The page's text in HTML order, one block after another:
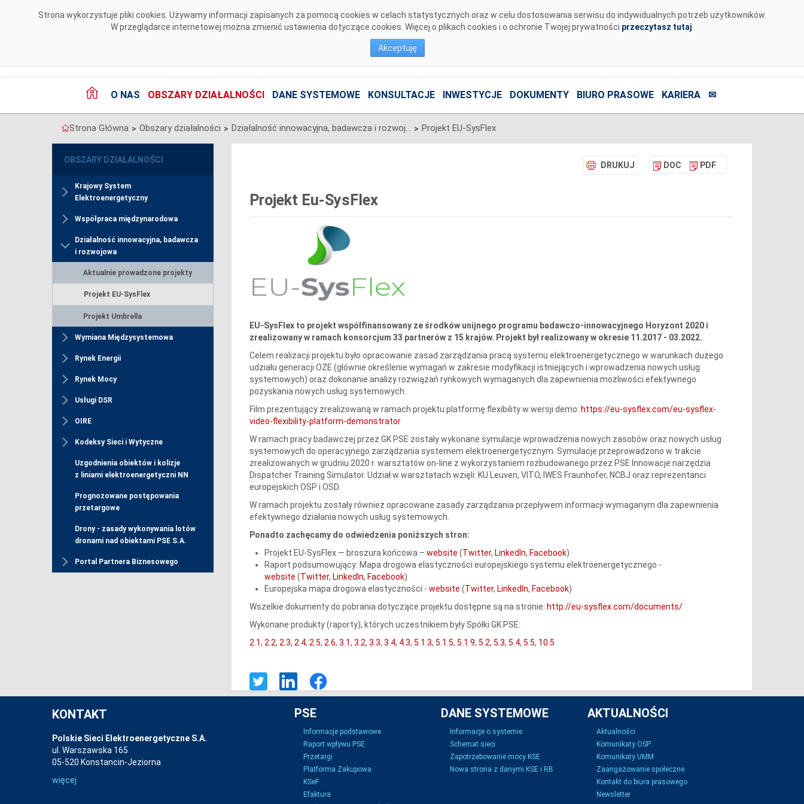
Strona wykorzystuje pliki cookies. Używamy informacji zapisanych za pomocą cookies w celach statystycznych oraz w celu dostosowania serwisu do indywidualnych potrzeb użytkowników.
W przeglądarce internetowej można zmienić ustawienia dotyczące cookies. Więcej o plikach cookies i o ochronie Twojej prywatności przeczytasz tutaj
Akceptuję
O NAS OBSZARY DZIAŁALNOŚCI DANE SYSTEMOWE KONSULTACJE INWESTYCJE DOKUMENTY BIURO PRASOWE KARIERA ✉
Strona Główna > Obszary działalności > Działalność innowacyjna, badawcza i rozwojowa > Projekt EU-SysFlex
OBSZARY DZIAŁALNOŚCI
Krajowy System
Elektroenergetyczny
Współpraca międzynarodowa
Działalność innowacyjna, badawcza
i rozwojowa
Aktualnie prowadzone projekty
Projekt EU-SysFlex
Projekt Umbrella
Wymiana Międzysystemowa
Rynek Energii
Rynek Mocy
Usługi DSR
OIRE
Kodeksy Sieci i Wytyczne
Uzgodnienia obiektów i kolizje
z liniami elektroenergetyczni NN
Prognozowane postępowania
przetargowe
Drony - zasady wykonywania lotów
dronami nad obiektami PSE S.A.
Portal Partnera Biznesowego
DRUKUJ DOC PDF
Projekt Eu-SysFlex
EU-SysFlex to projekt współfinansowany ze środków unijnego programu badawczo-innowacyjnego Horyzont 2020 i
zrealizowany w ramach konsorcjum 33 partnerów z 15 krajów. Projekt był realizowany w okresie 11.2017 - 03.2022.
Celem realizacji projektu było opracowanie zasad zarządzania pracą systemu elektroenergetycznego w warunkach dużego
udziału generacji OZE (głównie określenie wymagań w zakresie modyfikacji istniejących i wprowadzenia nowych usług
systemowych) oraz dokonanie analizy rozwiązań rynkowych wymaganych dla zapewnienia możliwości efektywnego
pozyskania nowych usług systemowych.
Film prezentujący zrealizowaną w ramach projektu platformę flexibility w wersji demo: https://eu-sysflex.com/eu-sysflex-
video-flexibility-platform-demonstrator
W ramach pracy badawczej przez GK PSE zostały wykonane symulacje wprowadzenia nowych zasobów oraz nowych usług
systemowych do operacyjnego zarządzania systemem elektroenergetycznym. Symulacje przeprowadzono w trakcie
zrealizowanych w grudniu 2020 r. warsztatów on-line z wykorzystaniem rozbudowanego przez PSE Innowacje narzędzia
Dispatcher Training Simulator. Udział w warsztatach wzięli: KU Leuven, VITO, IWES Fraunhofer, NCBJ oraz reprezentanci
europejskich OSP i OSD.
W ramach projektu zostały również opracowane zasady zarządzania przepływem informacji wymaganym dla zapewnienia
efektywnego działania nowych usług systemowych.
Ponadto zachęcamy do odwiedzenia poniższych stron:
Projekt EU-SysFlex — broszura końcowa – website (Twitter, LinkedIn, Facebook)
Raport podsumowujący: Mapa drogowa elastyczności europejskiego systemu elektroenergetycznego -
website (Twitter, LinkedIn, Facebook)
Europejska mapa drogowa elastyczności - website (Twitter, LinkedIn, Facebook)
Wszelkie dokumenty do pobrania dotyczące projektu dostępne są na stronie: http://eu-sysflex.com/documents/
Wykonane produkty (raporty), których uczestnikiem były Spółki GK PSE:
2.1, 2.2, 2.3, 2.4, 2.5, 2.6, 3.1, 3.2, 3.3, 3.4, 4.3, 5.1.3, 5.1.5, 5.1.9, 5.2, 5.3, 5.4, 5.5, 10.5
KONTAKT
Polskie Sieci Elektroenergetyczne S.A.
ul. Warszawska 165
05-520 Konstancin-Jeziorna
więcej
PSE
Informacje podstawowe
Raport wpływu PSE
Przetargi
Platforma Zakupowa
KSeF
Efaktura
DANE SYSTEMOWE
Informacje o systemie
Schemat sieci
Zapotrzebowanie mocy KSE
Nowa strona z danymi KSE i RB
AKTUALNOŚCI
Aktualności
Komunikaty OSP
Komunikaty UMM
Zaangażowanie społeczne
Kontakt do biura prasowego
Newsletter